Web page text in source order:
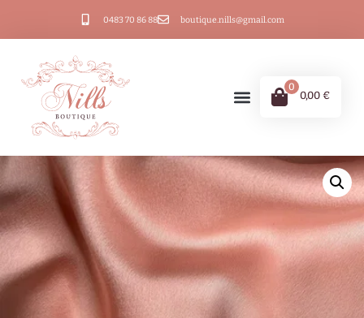
0483 70 86 88 boutique.nills@gmail.com
0
0,00 €